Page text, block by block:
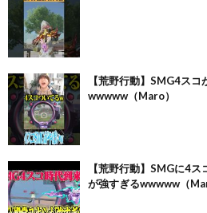
【荒野行動】SMG4スコ
wwwww（Maro）
【荒野行動】SMGに4
が強すぎるwwwww（